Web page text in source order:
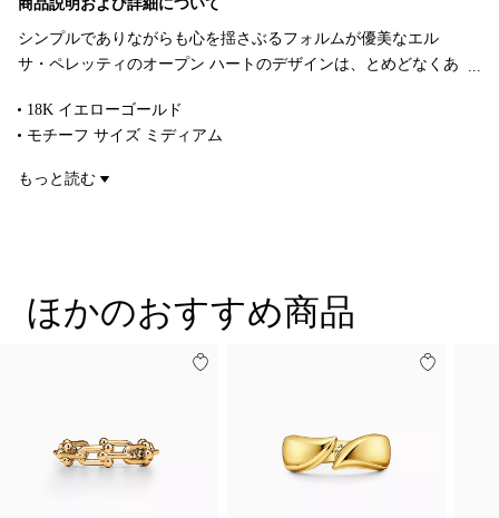
商品説明および詳細について
シンプルでありながらも心を揺さぶるフォルムが優美なエル
サ・ペレッティのオープン ハートのデザインは、とめどなくあ
対するペレッティのこだわりの証しであるこのコレクションで
は、ハートという感傷的で普遍的なシンボルを、有機的で彫刻
18K イエローゴールド
モチーフ サイズ ミディアム
商品番号:74239803
もっと読む
ほかのおすすめ商品